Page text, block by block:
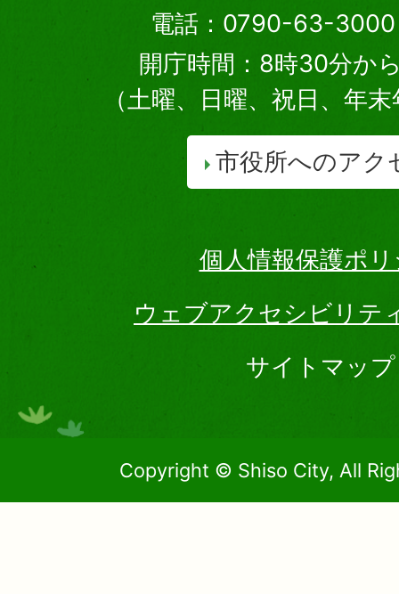
電話：0790-63-3000
開庁時間：8時30分か
（土曜、日曜、祝日、年
市役所へのアク
個人情報保護ポ
ウェブアクセシビリテ
サイトマップ
Copyright © Shiso City, All